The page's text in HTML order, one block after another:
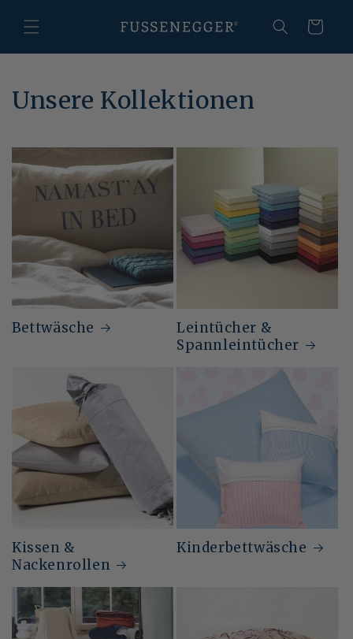
zum
Inhalt
Warenkorb
Unsere Kollektionen
Bettwäsche
Leintücher &
Spannleintücher
Kissen &
Nackenrollen
Kinderbettwäsche